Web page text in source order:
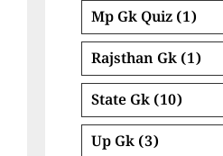
Mp Gk Quiz (1)
Rajsthan Gk (1)
State Gk (10)
Up Gk (3)